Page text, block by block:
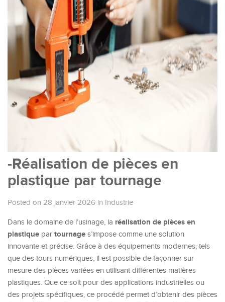
-Réalisation de pièces en
plastique par tournage
Posted on 28 janvier 2026 in Industrie
Dans le domaine de l’usinage, la réalisation de pièces en
plastique par tournage s’impose comme une solution
innovante et précise. Grâce à des équipements modernes, tels
que des tours numériques, il est possible de façonner sur
mesure des pièces variées en utilisant différentes matières
plastiques. Que ce soit pour des applications industrielles ou
des projets spécifiques, ce procédé permet d’obtenir des pièces